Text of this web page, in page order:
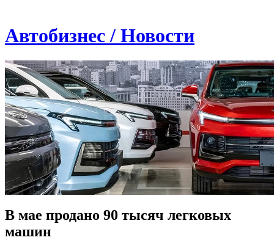
Автобизнес / Новости
В мае продано 90 тысяч легковых
машин